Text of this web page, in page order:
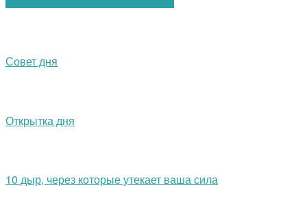
Совет дня
Открытка дня
10 дыр, через которые утекает ваша сила